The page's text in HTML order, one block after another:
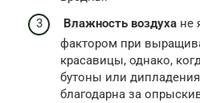
Влажность воздуха не
фактором при
красавицы, однако,
бутоны или дипладения
благодарна за